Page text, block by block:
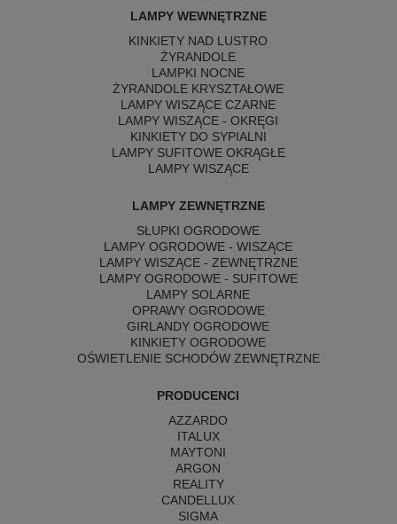
LAMPY WEWNĘTRZNE
KINKIETY NAD LUSTRO
ŻYRANDOLE
LAMPKI NOCNE
ŻYRANDOLE KRYSZTAŁOWE
LAMPY WISZĄCE CZARNE
LAMPY WISZĄCE - OKRĘGI
KINKIETY DO SYPIALNI
LAMPY SUFITOWE OKRĄGŁE
LAMPY WISZĄCE
LAMPY ZEWNĘTRZNE
SŁUPKI OGRODOWE
LAMPY OGRODOWE - WISZĄCE
LAMPY WISZĄCE - ZEWNĘTRZNE
LAMPY OGRODOWE - SUFITOWE
LAMPY SOLARNE
OPRAWY OGRODOWE
GIRLANDY OGRODOWE
KINKIETY OGRODOWE
OŚWIETLENIE SCHODÓW ZEWNĘTRZNE
PRODUCENCI
AZZARDO
ITALUX
MAYTONI
ARGON
REALITY
CANDELLUX
SIGMA